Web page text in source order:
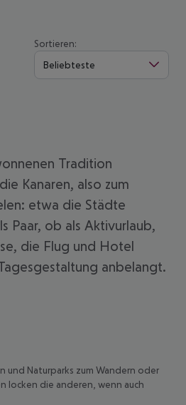
Sortieren:
Beliebteste
Tradition
Kanaren, also zum
etwa die Städte
Paar, ob als Aktivurlaub,
die Flug und Hotel
anbelangt.
Naturparks zum Wandern oder
locken die anderen, wenn auch